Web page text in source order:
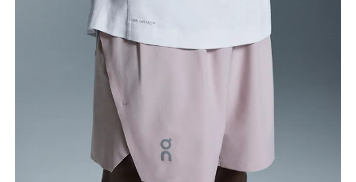
là où la taille est la plus fine.